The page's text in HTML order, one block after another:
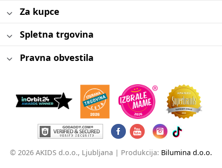
Za kupce
Spletna trgovina
Pravna obvestila
© 2026 AKIDS d.o.o., Ljubljana | Produkcija: Bilumina d.o.o.